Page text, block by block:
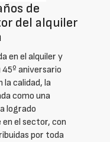
de
del alquiler
en el alquiler y
aniversario
la calidad, la
como una
logrado
el sector, con
por toda